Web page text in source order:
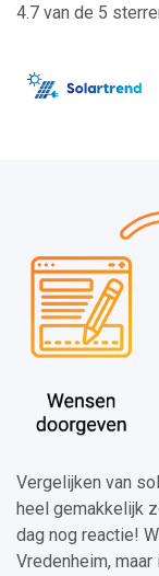
4.7 van de 5
Vergelijken van
heel gemakkelijk
dag nog reactie!
Vredenheim,